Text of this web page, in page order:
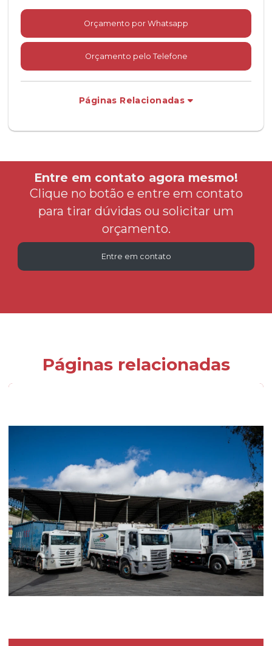
Orçamento por Whatsapp
Orçamento pelo Telefone
Páginas Relacionadas
Entre em contato agora mesmo!
Clique no botão e entre em contato
para tirar dúvidas ou solicitar um
orçamento.
Entre em contato
Páginas relacionadas